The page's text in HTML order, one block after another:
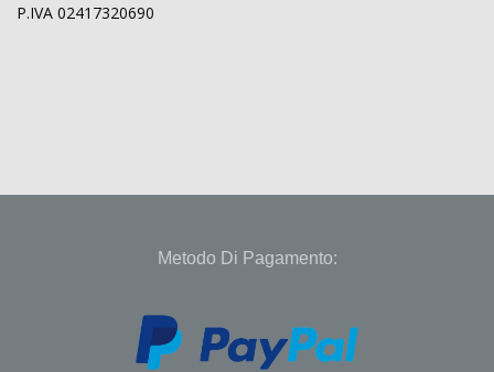
P.IVA 02417320690
Metodo Di Pagamento: